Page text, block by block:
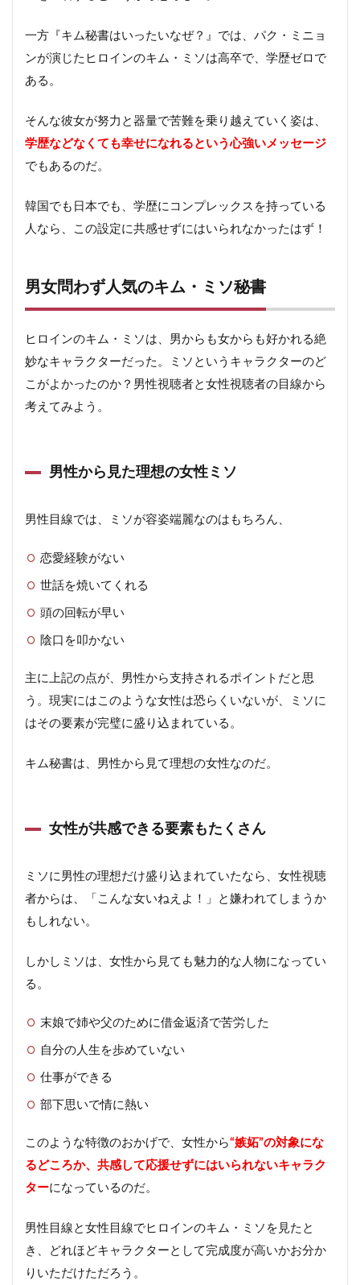
一方『キム秘書はいったいなぜ？』では、パク・ミニョ
ンが演じたヒロインのキム・ミソは高卒で、学歴ゼロで
ある。
そんな彼女が努力と器量で苦難を乗り越えていく姿は、
学歴などなくても幸せになれるという心強いメッセージ
でもあるのだ。
韓国でも日本でも、学歴にコンプレックスを持っている
人なら、この設定に共感せずにはいられなかったはず！
男女問わず人気のキム・ミソ秘書
ヒロインのキム・ミソは、男からも女からも好かれる絶
妙なキャラクターだった。ミソというキャラクターのど
こがよかったのか？男性視聴者と女性視聴者の目線から
考えてみよう。
男性から見た理想の女性ミソ
男性目線では、ミソが容姿端麗なのはもちろん、
恋愛経験がない
世話を焼いてくれる
頭の回転が早い
陰口を叩かない
主に上記の点が、男性から支持されるポイントだと思
う。現実にはこのような女性は恐らくいないが、ミソに
はその要素が完璧に盛り込まれている。
キム秘書は、男性から見て理想の女性なのだ。
女性が共感できる要素もたくさん
ミソに男性の理想だけ盛り込まれていたなら、女性視聴
者からは、「こんな女いねえよ！」と嫌われてしまうか
もしれない。
しかしミソは、女性から見ても魅力的な人物になってい
る。
末娘で姉や父のために借金返済で苦労した
自分の人生を歩めていない
仕事ができる
部下思いで情に熱い
このような特徴のおかげで、女性から“嫉妬”の対象にな
るどころか、共感して応援せずにはいられないキャラク
ターになっているのだ。
男性目線と女性目線でヒロインのキム・ミソを見たと
き、どれほどキャラクターとして完成度が高いかお分か
りいただけただろう。